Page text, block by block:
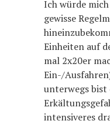
Ich würde
gewisse
Einheiten auf
mal 2x20er
Ein-/
unterwegs bist
intensiveres